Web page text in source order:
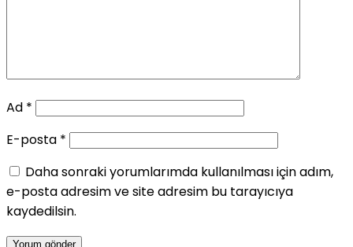
Ad *
E-posta *
Daha sonraki yorumlarımda kullanılması için adım,
e-posta adresim ve site adresim bu tarayıcıya
kaydedilsin.